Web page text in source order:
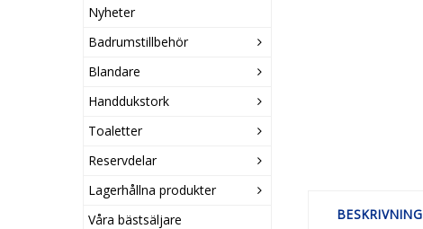
Nyheter
Badrumstillbehör
Blandare
Handdukstork
Toaletter
Reservdelar
Lagerhållna produkter
Våra bästsäljare
BESKRIVNING